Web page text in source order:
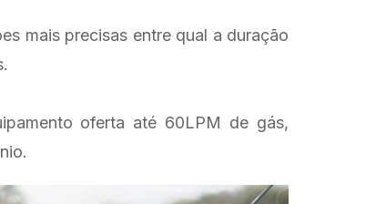
mais precisas entre qual a duração
oferta até 60LPM de gás,